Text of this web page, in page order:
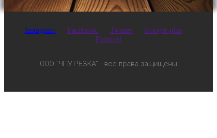
Instagram Facebook Twitter
Google-plus
Pinterest
ООО "ЧПУ РЕЗКА" - все права защищены